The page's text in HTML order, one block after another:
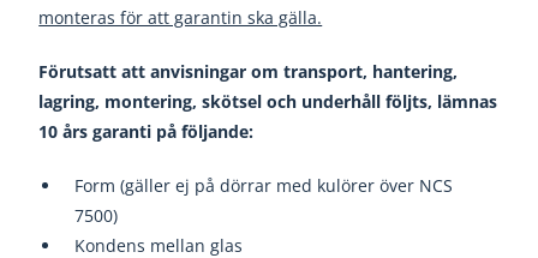
monteras för att garantin ska gälla.
Förutsatt att anvisningar om transport, hantering,
lagring, montering, skötsel och underhåll följts, lämnas
10 års garanti på följande:
Form (gäller ej på dörrar med kulörer över NCS
7500)
Kondens mellan glas